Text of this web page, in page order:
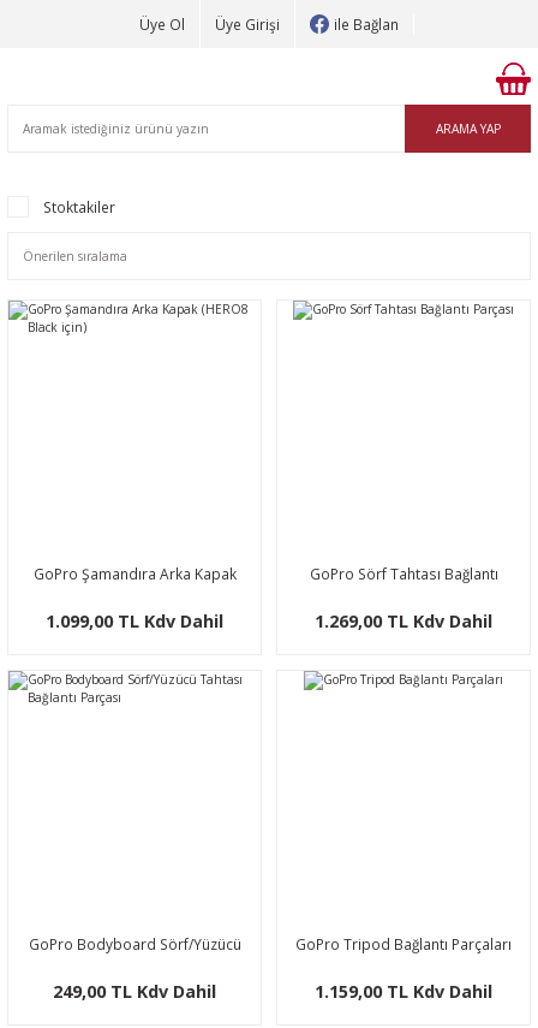
Üye Ol Üye Girişi ile Bağlan
ARAMA YAP
Stoktakiler
GoPro Şamandıra Arka Kapak
1.099,00 TL Kdv Dahil
GoPro Sörf Tahtası Bağlantı
1.269,00 TL Kdv Dahil
GoPro Bodyboard Sörf/Yüzücü
249,00 TL Kdv Dahil
GoPro Tripod Bağlantı Parçaları
1.159,00 TL Kdv Dahil